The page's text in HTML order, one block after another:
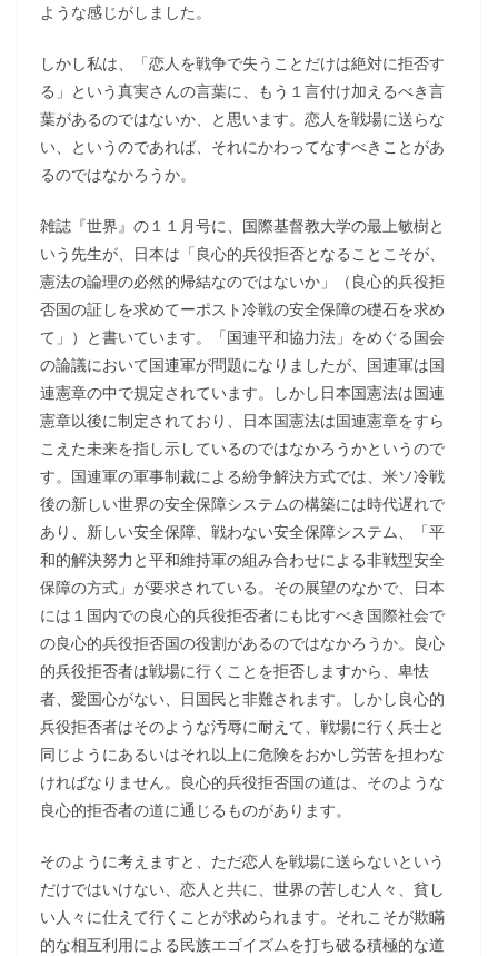
ような感じがしました。
しかし私は、「恋人を戦争で失うことだけは絶対に拒否す
る」という真実さんの言葉に、もう１言付け加えるべき言
葉があるのではないか、と思います。恋人を戦場に送らな
い、というのであれば、それにかわってなすべきことがあ
るのではなかろうか。
雑誌『世界』の１１月号に、国際基督教大学の最上敏樹と
いう先生が、日本は「良心的兵役拒否となることこそが、
憲法の論理の必然的帰結なのではないか」（良心的兵役拒
否国の証しを求めてーポスト冷戦の安全保障の礎石を求め
て」）と書いています。「国連平和協力法」をめぐる国会
の論議において国連軍が問題になりましたが、国連軍は国
連憲章の中で規定されています。しかし日本国憲法は国連
憲章以後に制定されており、日本国憲法は国連憲章をすら
こえた未来を指し示しているのではなかろうかというので
す。国連軍の軍事制裁による紛争解決方式では、米ソ冷戦
後の新しい世界の安全保障システムの構築には時代遅れで
あり、新しい安全保障、戦わない安全保障システム、「平
和的解決努力と平和維持軍の組み合わせによる非戦型安全
保障の方式」が要求されている。その展望のなかで、日本
には１国内での良心的兵役拒否者にも比すべき国際社会で
の良心的兵役拒否国の役割があるのではなかろうか。良心
的兵役拒否者は戦場に行くことを拒否しますから、卑怯
者、愛国心がない、日国民と非難されます。しかし良心的
兵役拒否者はそのような汚辱に耐えて、戦場に行く兵士と
同じようにあるいはそれ以上に危険をおかし労苦を担わな
ければなりません。良心的兵役拒否国の道は、そのような
良心的拒否者の道に通じるものがあります。
そのように考えますと、ただ恋人を戦場に送らないという
だけではいけない、恋人と共に、世界の苦しむ人々、貧し
い人々に仕えて行くことが求められます。それこそが欺瞞
的な相互利用による民族エゴイズムを打ち破る積極的な道